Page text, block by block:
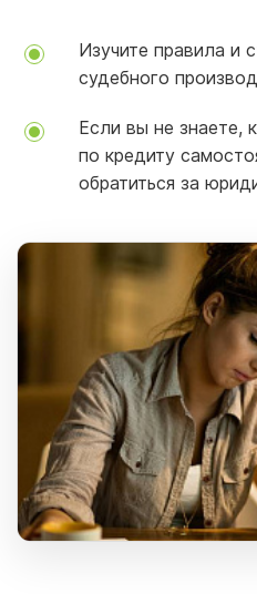
Изучите правила и
судебного
Если вы не знаете,
по кредиту
обратиться за